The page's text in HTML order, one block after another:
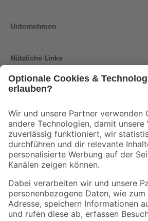
Unternehmen
Nützliche Links
Der toom Newsletter: Keine Angebote und
Zur Newsletter Anmeldung
Folge uns
Zahlungsarten